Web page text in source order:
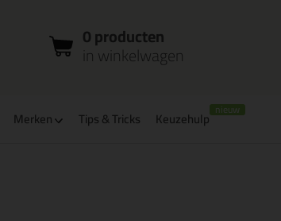
in winkelwagen
0 producten
in winkelwagen
Merken Tips & Tricks Keuzehulp